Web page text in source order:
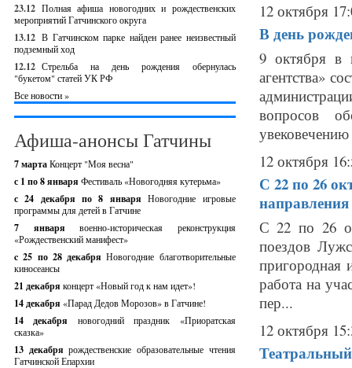
23.12 Полная афиша новогодних и рождественских
мероприятий Гатчинского округа
13.12 В Гатчинском парке найден ранее неизвестный
подземный ход
12.12 Стрельба на день рождения обернулась
"букетом" статей УК РФ
Все новости »
Афиша-анонсы Гатчины
7 мартаКонцерт "Моя весна"
с 1 по 8 января Фестиваль «Новогодняя кутерьма»
с 24 декабря по 8 январяНовогодние игровые
программы для детей в Гатчине
7 январявоенно-историческая реконструкция
«Рождественский манифест»
c 25 по 28 декабряНовогодние благотворительные
киносеансы
21 декабря концерт «Новый год к нам идет»!
14 декабря «Парад Дедов Морозов» в Гатчине!
14 декабря новогодний праздник «Приоратская
сказка»
13 декабрярождественские образовательные чтения
Гатчинской Епархии
12 октября
В день
9 октября в
агентства»
вопросов
12 октября
С 22 по 26
направления
С 22 по 26
поездов
пригородная
работа на
пер...
12 октября